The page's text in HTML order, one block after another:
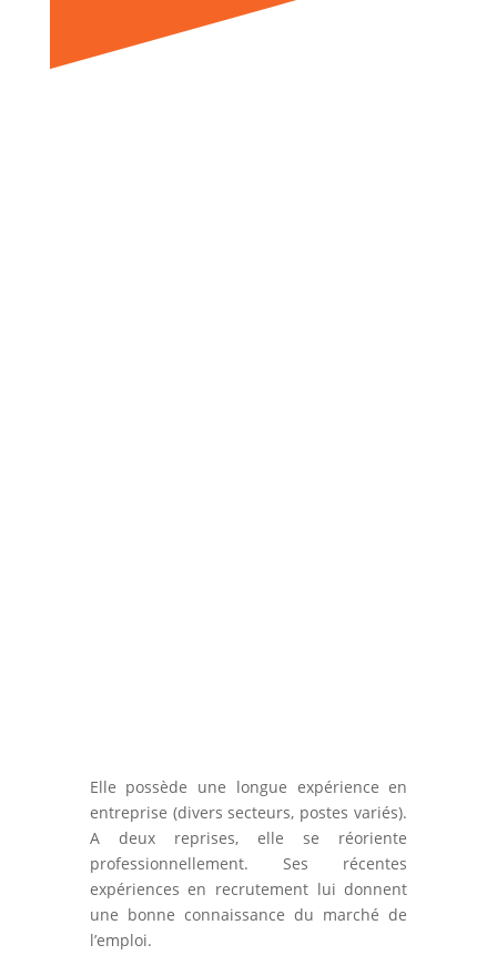
Elle possède une longue expérience en
entreprise (divers secteurs, postes variés).
A deux reprises, elle se réoriente
professionnellement. Ses récentes
expériences en recrutement lui donnent
une bonne connaissance du marché de
l’emploi.